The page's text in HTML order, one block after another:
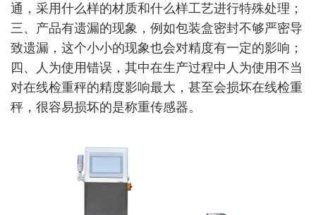
通，采用什么样的材质和什么样工艺进行特殊处理；
三、产品有遗漏的现象，例如包装盒密封不够严密导
致遗漏，这个小小的现象也会对精度有一定的影响；
四、人为使用错误，其中在生产过程中人为使用不当
对在线检重秤的精度影响最大，甚至会损坏在线检重
秤，很容易损坏的是称重传感器。